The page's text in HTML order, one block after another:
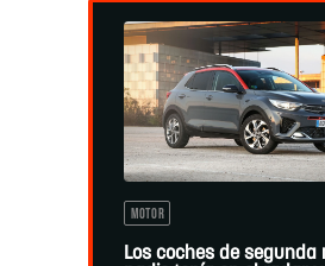
MOTOR
Los coches de segunda